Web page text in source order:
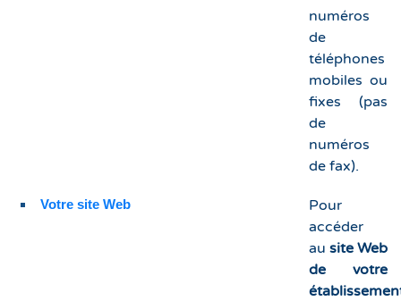
numéros
de
téléphones
mobiles ou
fixes (pas
de
numéros
de fax).
Votre site Web
Pour
accéder
au site Web
de votre